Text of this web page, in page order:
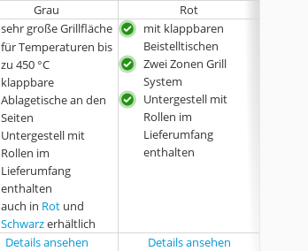
Grau Rot
sehr große Grillfläche
für Temperaturen bis
zu 450 °C
klappbare
Ablagetische an den
Seiten
Untergestell mit
Rollen im
Lieferumfang
enthalten
auch in Rotund
Schwarzerhältlich
mit klappbaren
Beistelltischen
Zwei Zonen Grill
System
Untergestell mit
Rollen im
Lieferumfang
enthalten
Details ansehen Details ansehen